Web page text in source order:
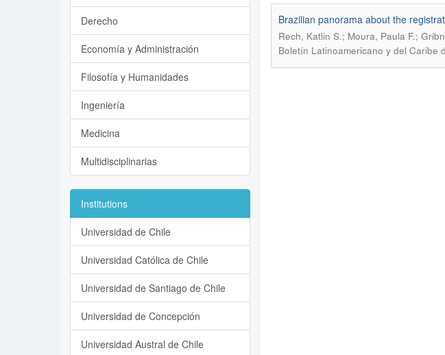
Brazilian panorama about the
Rech, Katlin S.; Moura, Paula F.;
Boletín Latinoamericano y del Caribe
Derecho
Economía y Administración
Filosofía y Humanidades
Ingeniería
Medicina
Multidisciplinarias
Institutions
Universidad de Chile
Universidad Católica de Chile
Universidad de Santiago de Chile
Universidad de Concepción
Universidad Austral de Chile